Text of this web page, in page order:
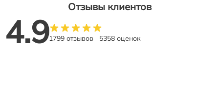
Отзывы клиентов
4.91799 отзывов 5358 оценок